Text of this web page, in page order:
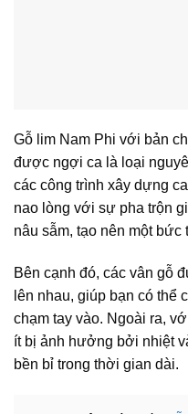
Gỗ lim Nam Phi với bản
được ngợi ca là loại
các công trình xây dựng
nao lòng với sự pha trộn
nâu sẫm, tạo nên một bức
Bên cạnh đó, các vân gỗ
lên nhau, giúp bạn có thể
chạm tay vào. Ngoài ra,
ít bị ảnh hưởng bởi nhiệt
bền bỉ trong thời gian dài.